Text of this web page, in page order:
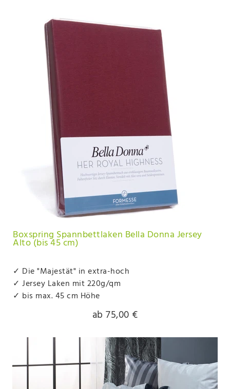
Boxspring Spannbettlaken Bella Donna Jersey
Alto (bis 45 cm)
✓ Die "Majestät" in extra-hoch
✓ Jersey Laken mit 220g/qm
✓ bis max. 45 cm Höhe
ab 75,00 €